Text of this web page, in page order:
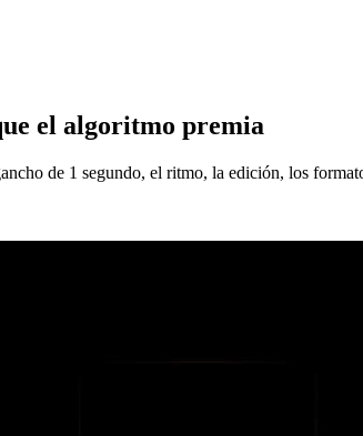
el algoritmo premia
de 1 segundo, el ritmo, la edición, los